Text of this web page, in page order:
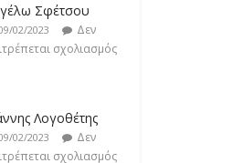
02/2023
Δεν
σχολιασμός
Σφέτσου
02/2023
Δεν
σχολιασμός
Λογοθέτης
02/2023
Δεν
σχολιασμός